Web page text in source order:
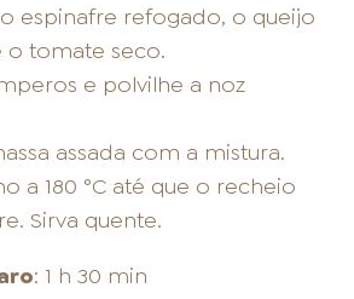
espinafre refogado, o queijo
o tomate seco.
e polvilhe a noz
assada com a mistura.
a 180 °C até que o recheio
Sirva quente.
: 1 h 30 min